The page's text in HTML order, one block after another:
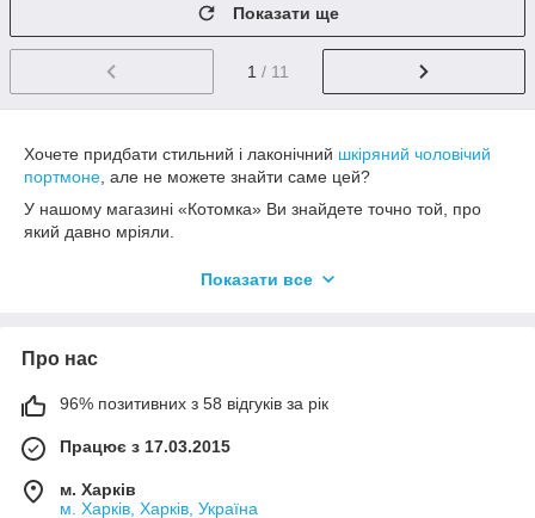
Показати ще
1 / 11
Хочете придбати стильний і лаконічний шкіряний чоловічий
портмоне , але не можете знайти саме цей?
У нашому магазині «Котомка» Ви знайдете точно той, про
який давно мріяли.
звертаємо увагу на модні тенденції, колірну гаму, якість
Шкіряні чоловічі гаманці
якісної шкіри стильного дизайну завжди справляє враження
вибирається не на один рік, і тому має бути якісним.
Купуючи подарунок чоловікові, батькові, братові, другу, колезі
по роботі, зверніть увагу саме на гаманець. Це може бути
Показати все
Про нас
96% позитивних з 58 відгуків за рік
Працює з 17.03.2015
м. Харків
м. Харків, Харків, Україна